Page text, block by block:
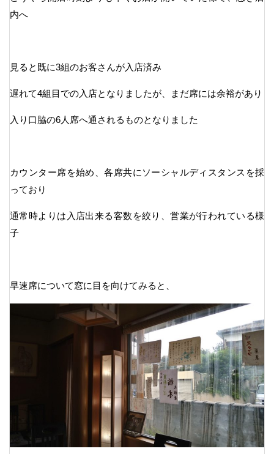
内へ
見ると既に3組のお客さんが入店済み
遅れて4組目での入店となりましたが、まだ席には余裕があり
入り口脇の6人席へ通されるものとなりました
カウンター席を始め、各席共にソーシャルディスタンスを採
っており
通常時よりは入店出来る客数を絞り、営業が行われている様
子
早速席について窓に目を向けてみると、